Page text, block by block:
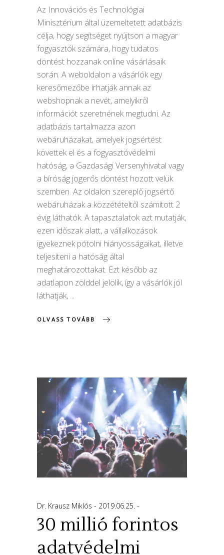
Az Innovációs és Technológiai
Minisztérium által üzemeltetett adatbázis
célja, hogy segítséget nyújtson a magyar
fogyasztók számára, hogy tudatos
döntést hozzanak online vásárlásaik
során. A weboldalon a vásárlók egy
keresőmezőbe írhatják annak az
webshopnak a nevét, amelyikről
információt szeretnének megtudni. Az
adatbázis tartalmazza azon
webáruházakat, amelyek jogsértést
követtek el és a fogyasztóvédelmi
hatóság, a Gazdasági Versenyhivatal vagy
a bíróság jogerős döntést hozott velük
szemben. Az oldalon szereplő jogsértő
webáruházak a közzétételtől számított 2
évig láthatók. A tapasztalatok azt mutatják,
ezen időszak alatt, a vállalkozások
igyekeznek pótolni hiányosságaikat, illetve
teljesíteni a hatóság által
meghatározottakat. Ezt később az
adatlapon zölddel jelölik, így a vásárlók jól
láthatják,
OLVASS TOVÁBB
Dr. Krausz Miklós 2019.06.25.
30 millió forintos
adatvédelmi